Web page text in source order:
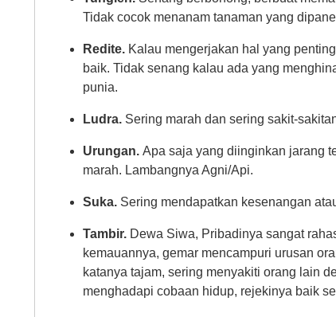
Tidak cocok menanam tanaman yang
Redite. Kalau mengerjakan hal yang
baik. Tidak senang kalau ada yang
punia.
Ludra. Sering marah dan sering sakit-
Urungan. Apa saja yang diinginkan jarang
marah. Lambangnya Agni/Api.
Suka. Sering mendapatkan kesenangan
Tambir. Dewa Siwa, Pribadinya sangat
kemauannya, gemar mencampuri urusan
katanya tajam, sering menyakiti orang lain
menghadapi cobaan hidup, rejekinya baik